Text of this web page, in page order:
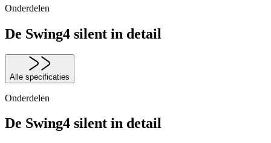
Onderdelen
De Swing4 silent in detail
Alle specificaties
Onderdelen
De Swing4 silent in detail